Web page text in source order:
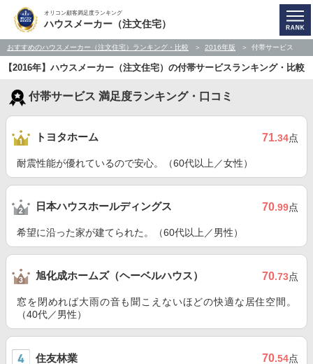
オリコン顧客満足度ランキング
ハウスメーカー（注文住宅）
おすすめのハウスメーカー（注文住宅）ランキング・比較 2016年版 付帯サービス
【2016年】ハウスメーカー（注文住宅）の付帯サービスランキング・比較
付帯サービス 満足度ランキング・口コミ
トヨタホーム 71.34点
耐震性能が優れているので安心。（60代以上／女性）
日本ハウスホールディングス 70.99点
希望に沿った家が建てられた。（60代以上／男性）
旭化成ホームズ（ヘーベルハウス） 70.73点
窓を閉めれば大雨の音も聞こえないほどの快適な居住空間。
（40代／男性）
住友林業 70.54点